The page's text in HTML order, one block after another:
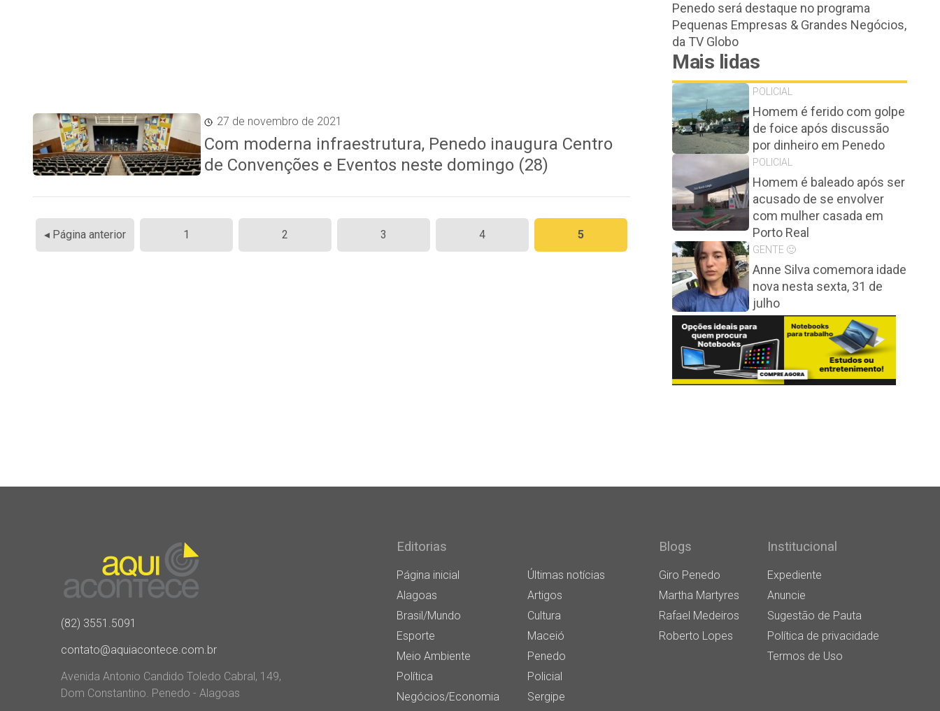
27 de novembro de 2021
Com moderna infraestrutura, Penedo inaugura Centro
de Convenções e Eventos neste domingo (28)
Paginação
de
◂ Página anterior 1 2 3 4 5
Penedo será destaque no programa
Pequenas Empresas & Grandes Negócios,
da TV Globo
Mais lidas
POLICIAL
Homem é ferido com golpe
de foice após discussão
por dinheiro em Penedo
POLICIAL
Homem é baleado após ser
acusado de se envolver
com mulher casada em
Porto Real
GENTE 🙂
Anne Silva comemora idade
nova nesta sexta, 31 de
julho
(82) 3551.5091
contato@aquiacontece.com.br
Avenida Antonio Candido Toledo Cabral, 149,
Dom Constantino. Penedo - Alagoas
Editorias
Página inicial
Últimas notícias
Alagoas
Artigos
Brasil/Mundo
Cultura
Esporte
Maceió
Meio Ambiente
Penedo
Política
Policial
Negócios/Economia
Sergipe
Blogs
Giro Penedo
Martha Martyres
Rafael Medeiros
Roberto Lopes
Institucional
Expediente
Anuncie
Sugestão de Pauta
Política de privacidade
Termos de Uso